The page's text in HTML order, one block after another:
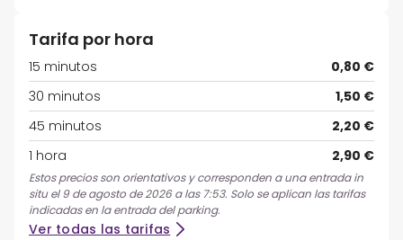
Tarifa por hora
15 minutos
0,80 €
30 minutos
1,50 €
45 minutos
2,20 €
1 hora
2,90 €
Estos precios son orientativos y corresponden a una entrada in
situ el 9 de agosto de 2026 a las 7:53. Solo se aplican las tarifas
indicadas en la entrada del parking.
Ver todas las tarifas